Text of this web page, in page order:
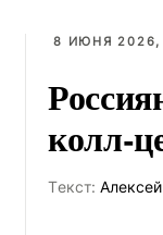
8 ИЮНЯ 2026,
колл-
Tекст: